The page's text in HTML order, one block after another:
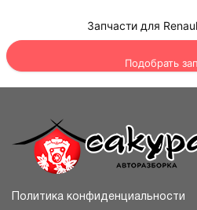
Запчасти для
Подобрать
Политика конфиденциальности